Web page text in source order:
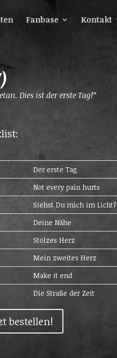
Fanbase Kontakt
Dies ist der erste Tag!“
Der erste Tag
Not every pain hurts
Siehst Du mich im Licht?
Deine Nähe
Stolzes Herz
Mein zweites Herz
Make it end
Die Straße der Zeit
bestellen!